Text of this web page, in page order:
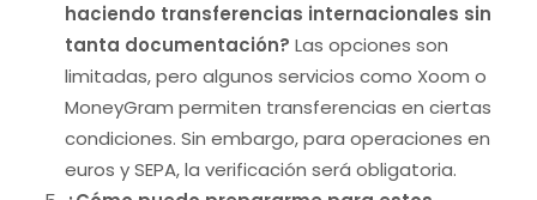
haciendo transferencias internacionales sin
tanta documentación? Las opciones son
limitadas, pero algunos servicios como Xoom o
MoneyGram permiten transferencias en ciertas
condiciones. Sin embargo, para operaciones en
euros y SEPA, la verificación será obligatoria.